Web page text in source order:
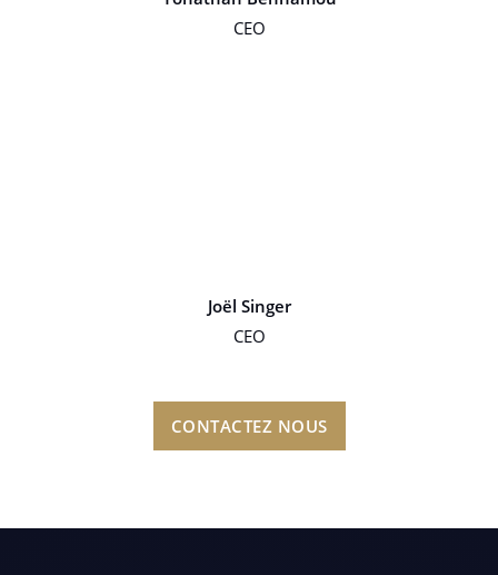
CEO
Joël Singer
CEO
CONTACTEZ NOUS